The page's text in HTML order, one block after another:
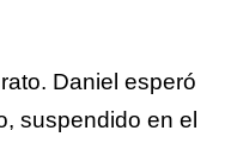
Daniel esperó
suspendido en el